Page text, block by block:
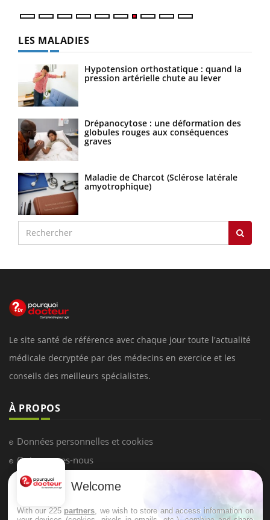
LES MALADIES
Hypotension orthostatique : quand la
pression artérielle chute au lever
Drépanocytose : une déformation des
globules rouges aux conséquences
graves
Maladie de Charcot (Sclérose latérale
amyotrophique)
Le site santé de référence avec chaque jour toute l'actualité
médicale decryptée par des médecins en exercice et les
conseils des meilleurs spécialistes.
À PROPOS
Données personnelles et cookies
Qui sommes-nous
Conditions d'utilisation
Mentions Légales
Welcome
With our 225 partners , we wish to store and access information on